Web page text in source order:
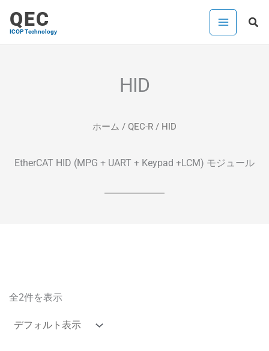
QEC
ICOP Technology
検
HID
ホーム / QEC-R / HID
EtherCAT HID (MPG + UART + Keypad +LCM) モジュール
全2件を表示